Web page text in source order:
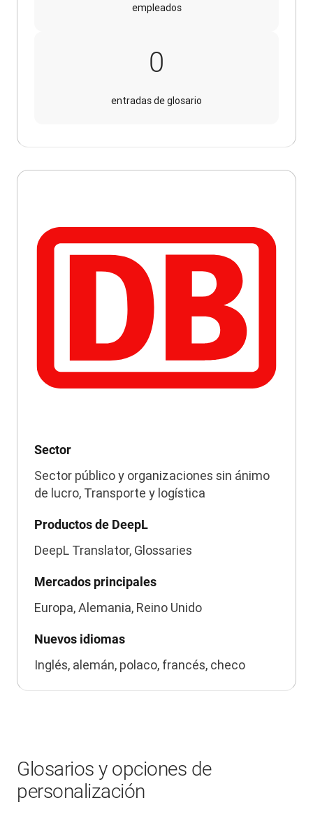
empleados
0
entradas de glosario
Sector
Sector público y organizaciones sin ánimo
de lucro, Transporte y logística
Productos de DeepL
DeepL Translator, Glossaries
Mercados principales
Europa, Alemania, Reino Unido
Nuevos idiomas
Inglés, alemán, polaco, francés, checo
Glosarios y opciones de
personalización